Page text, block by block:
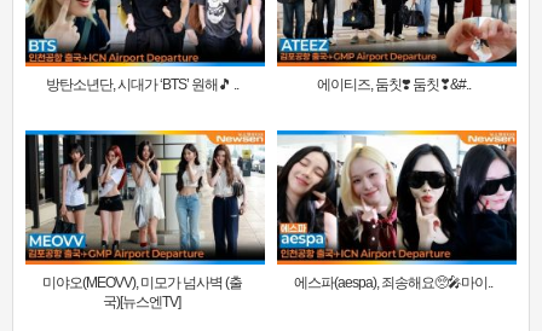
방탄소년단, 시대가 ‘BTS’ 원해🎵 .. 에이티즈, 둠칫❣️ 둠칫❣&#..
미야오(MEOVV), 미모가 넘사벽 (출
국)[뉴스엔TV]
에스파(aespa), 죄송해요🥺🎤마이..